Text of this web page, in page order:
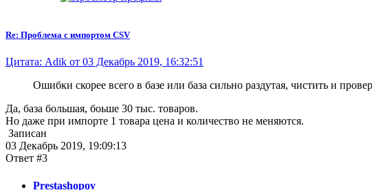
Re: Проблема с импортом CSV
Цитата: Adik от 03 Декабрь 2019, 16:32:51
Ошибки скорее всего в базе или база сильно раздутая, чистить и
Да, база большая, боьше 30 тыс. товаров.
Но даже при импорте 1 товара цена и количество не меняются.
Записан
03 Декабрь 2019, 19:09:13
Ответ #3
Prestashopov